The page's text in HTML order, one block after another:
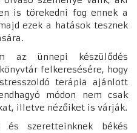
is törekedni fog ennek a
ezek a hatások tesznek
az ünnepi készülődés
felkeresésére, hogy
terápia ajánlott
módon nem csak
illetve nézőiket is várják.
és szeretteinknek békés